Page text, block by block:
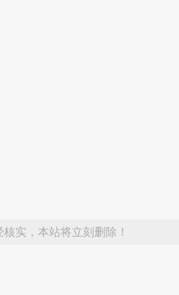
实，本站将立刻删除！